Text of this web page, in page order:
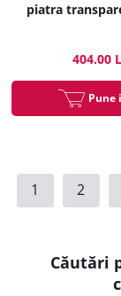
piatra
404.00
Pune
1 2
Căutări